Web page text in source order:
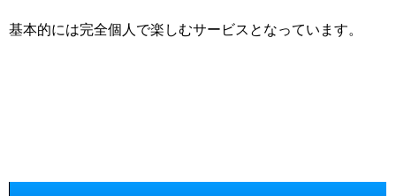
基本的には完全個人で楽しむサービスとなっています。